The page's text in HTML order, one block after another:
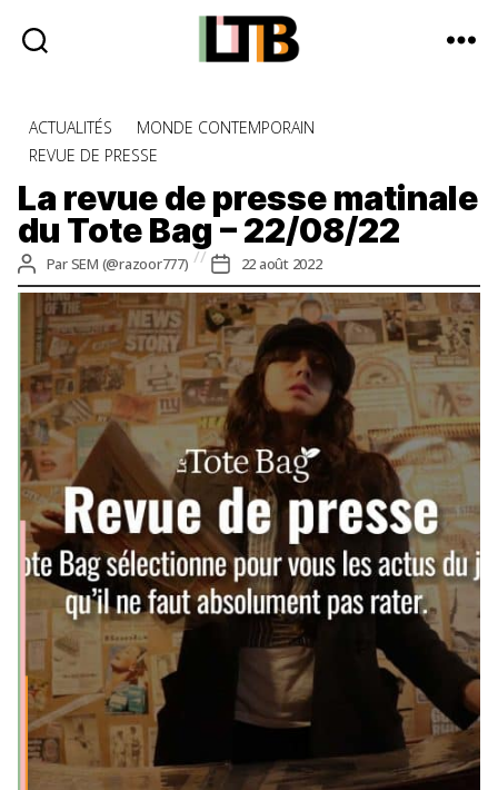
Bag
Média
d'information
quotidienne
Catégories
ACTUALITÉS
MONDE CONTEMPORAIN
REVUE DE PRESSE
La revue de presse matinale
du Tote Bag – 22/08/22
Auteur
de
l’article
ParSEM (@razoor777)
Date
de
l’article
22 août 2022